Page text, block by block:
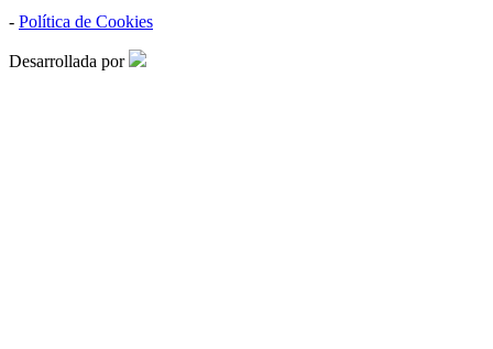
- Política de Cookies
Desarrollada por